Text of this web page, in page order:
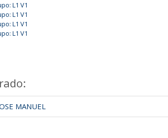
L1 V1
L1 V1
L1 V1
L1 V1
MANUEL